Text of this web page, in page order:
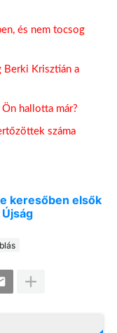
és nem tocsog
Berki Krisztián a
hallotta már?
száma
keresőben elsők